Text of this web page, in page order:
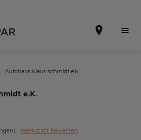
Autohaus klaus schmidt e.k.
e.K.
Werkstatt bewerten